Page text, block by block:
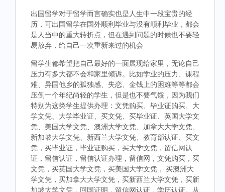
出国留学对于留学而言确实也是人生中一段宝贵的经
历，可出国留学在国外顺利毕业与没有顺利毕业，都会
是人当中的重大转折点，但在遇到问题的时候也不要轻
易放弃，给自己一次重新来过的机会
留学生都希望把自己最好的一面展现给家里，无论自己
压力有多大都不会和家里倾诉。比如学业的压力、课程
难、异国他乡的孤独感、失恋、金钱上的困难等等都会
压倒一个年纪尚轻的学生，但是也不要气馁，因为我们
特别为这类学生提供办理：文凭购买、毕业证购买、大
学文凭、大学毕业证、买文凭、买毕业证、英国大学文
凭、美国大学文凭、澳洲大学文凭、加拿大大学文凭、
新加坡大学文凭、新西兰大学文凭、教育部认证、买文
凭，买毕业证，毕业证购买，买大学文凭，留信网认
证，留信认证，留信认证办理，留信网，文凭购买，买
文凭，买英国大学文凭，买美国大学文凭， 买澳洲大
学文凭，买加拿大大学文凭，买新西兰大学文凭，买新
加坡大学文凭，回国证明，留信网认证，学历认证。从